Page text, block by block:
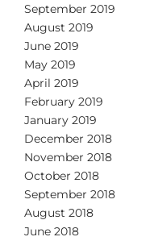
September 2019
August 2019
June 2019
May 2019
April 2019
February 2019
January 2019
December 2018
November 2018
October 2018
September 2018
August 2018
June 2018